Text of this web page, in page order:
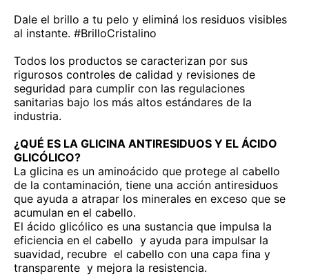
Dale el brillo a tu pelo y eliminá los residuos visibles
al instante. #BrilloCristalino
Todos los productos se caracterizan por sus
rigurosos controles de calidad y revisiones de
seguridad para cumplir con las regulaciones
sanitarias bajo los más altos estándares de la
industria.
¿QUÉ ES LA GLICINA ANTIRESIDUOS Y EL ÁCIDO
GLICÓLICO?
La glicina es un aminoácido que protege al cabello
de la contaminación, tiene una acción antiresiduos
que ayuda a atrapar los minerales en exceso que se
acumulan en el cabello.
El ácido glicólico es una sustancia que impulsa la
eficiencia en el cabello y ayuda para impulsar la
suavidad, recubre el cabello con una capa fina y
transparente y mejora la resistencia.